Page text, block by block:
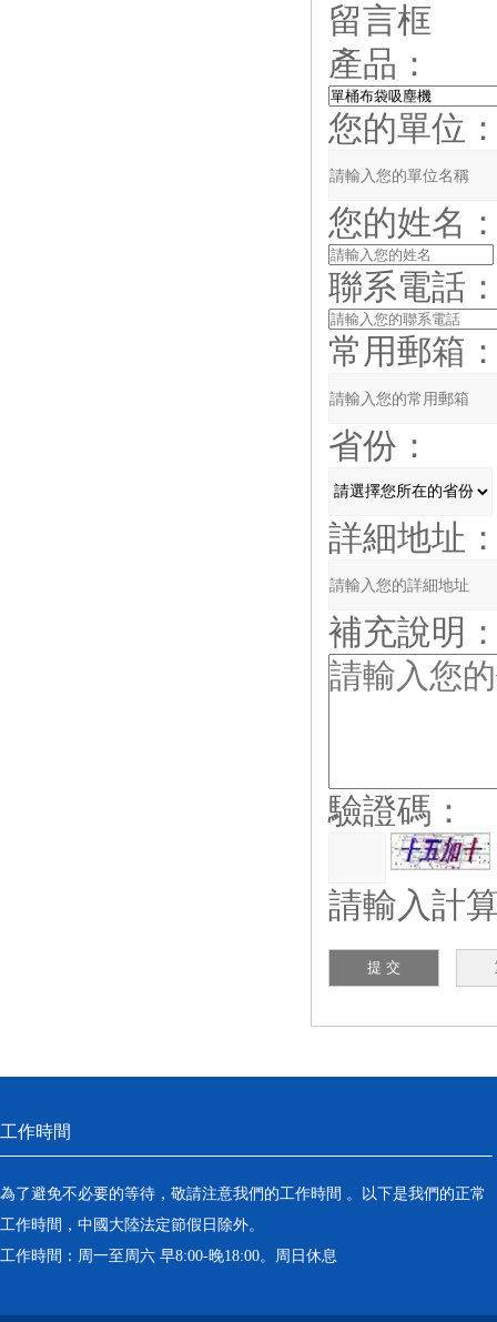
留言框
產品：
您的單位
您的姓名
聯系電話
常用郵箱
省份：
詳細地址
補充說明
驗證碼：
請輸入計
工作時間
為了避免不必要的等待，敬請注意我們的工作時間 。以下是我們的正常
工作時間，中國大陸法定節假日除外。
工作時間：周一至周六 早8:00-晚18:00。周日休息